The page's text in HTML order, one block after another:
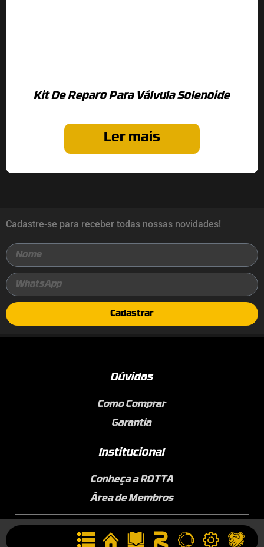
Kit De Reparo Para Válvula Solenoide
Ler mais
Cadastre-se para receber todas nossas novidades!
Cadastrar
Dúvidas
Como Comprar
Garantia
Institucional
Conheça a ROTTA
Área de Membros
Sobre a Empresa